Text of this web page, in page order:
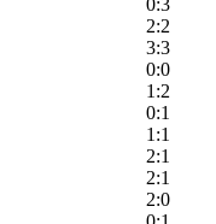
0:3
2:2
3:3
0:0
1:2
0:1
1:1
2:1
2:1
2:0